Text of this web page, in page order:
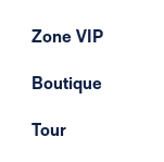
Zone VIP
Boutique
Tour